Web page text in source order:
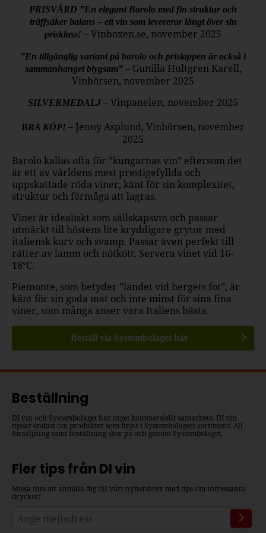
PRISVÄRD ”En elegant Barolo med fin struktur och
träffsäker balans – ett vin som levererar långt över sin
prisklass! – Vinboxen.se, november 2025
”En tillgänglig variant på barolo och prislappen är också i
sammanhanget blygsam” – Gunilla Hultgren Karell,
Vinbörsen, november 2025
SILVERMEDALJ – Vinpanelen, november 2025
BRA KÖP! – Jenny Asplund, Vinbörsen, november
2025
Barolo kallas ofta för ”kungarnas vin” eftersom det
är ett av världens mest prestigefyllda och
uppskattade röda viner, känt för sin komplexitet,
struktur och förmåga att lagras.
Vinet är idealiskt som sällskapsvin och passar
utmärkt till höstens lite kryddigare grytor med
italiensk korv och svamp. Passar även perfekt till
rätter av lamm och nötkött. Servera vinet vid 16-
18°C.
Piemonte, som betyder ”landet vid bergets fot”, är
känt för sin goda mat och inte minst för sina fina
viner, som många anser vara Italiens bästa.
Beställ via Systembolaget här
Beställning
DI vin och Systembolaget har inget kommersiellt samarbete. DI vin
tipsar endast om produkter som finns i Systembolagets sortiment. All
försäljning samt beställning sker på och genom Systembolaget.
Fler tips från DI vin
Missa inte att anmäla dig till vårt nyhetsbrev med tips om intressanta
drycker!